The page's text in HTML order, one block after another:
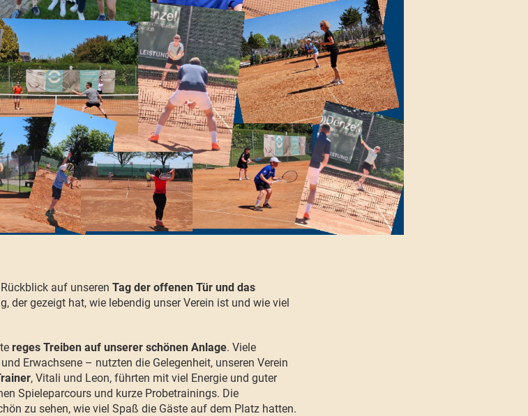
auf unseren Tag der offenen Tür und das
der gezeigt hat, wie lebendig unser Verein ist und wie viel
reges Treiben auf unserer schönen Anlage. Viele
Erwachsene – nutzten die Gelegenheit, unseren Verein
, Vitali und Leon, führten mit viel Energie und guter
Spieleparcours und kurze Probetrainings. Die
zu sehen, wie viel Spaß die Gäste auf dem Platz hatten.